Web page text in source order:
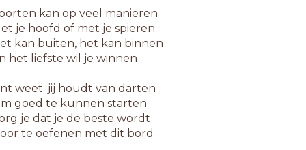
kan op veel manieren
je hoofd of met je spieren
kan buiten, het kan binnen
het liefste wil je winnen
weet: jij houdt van darten
goed te kunnen starten
je dat je de beste wordt
te oefenen met dit bord